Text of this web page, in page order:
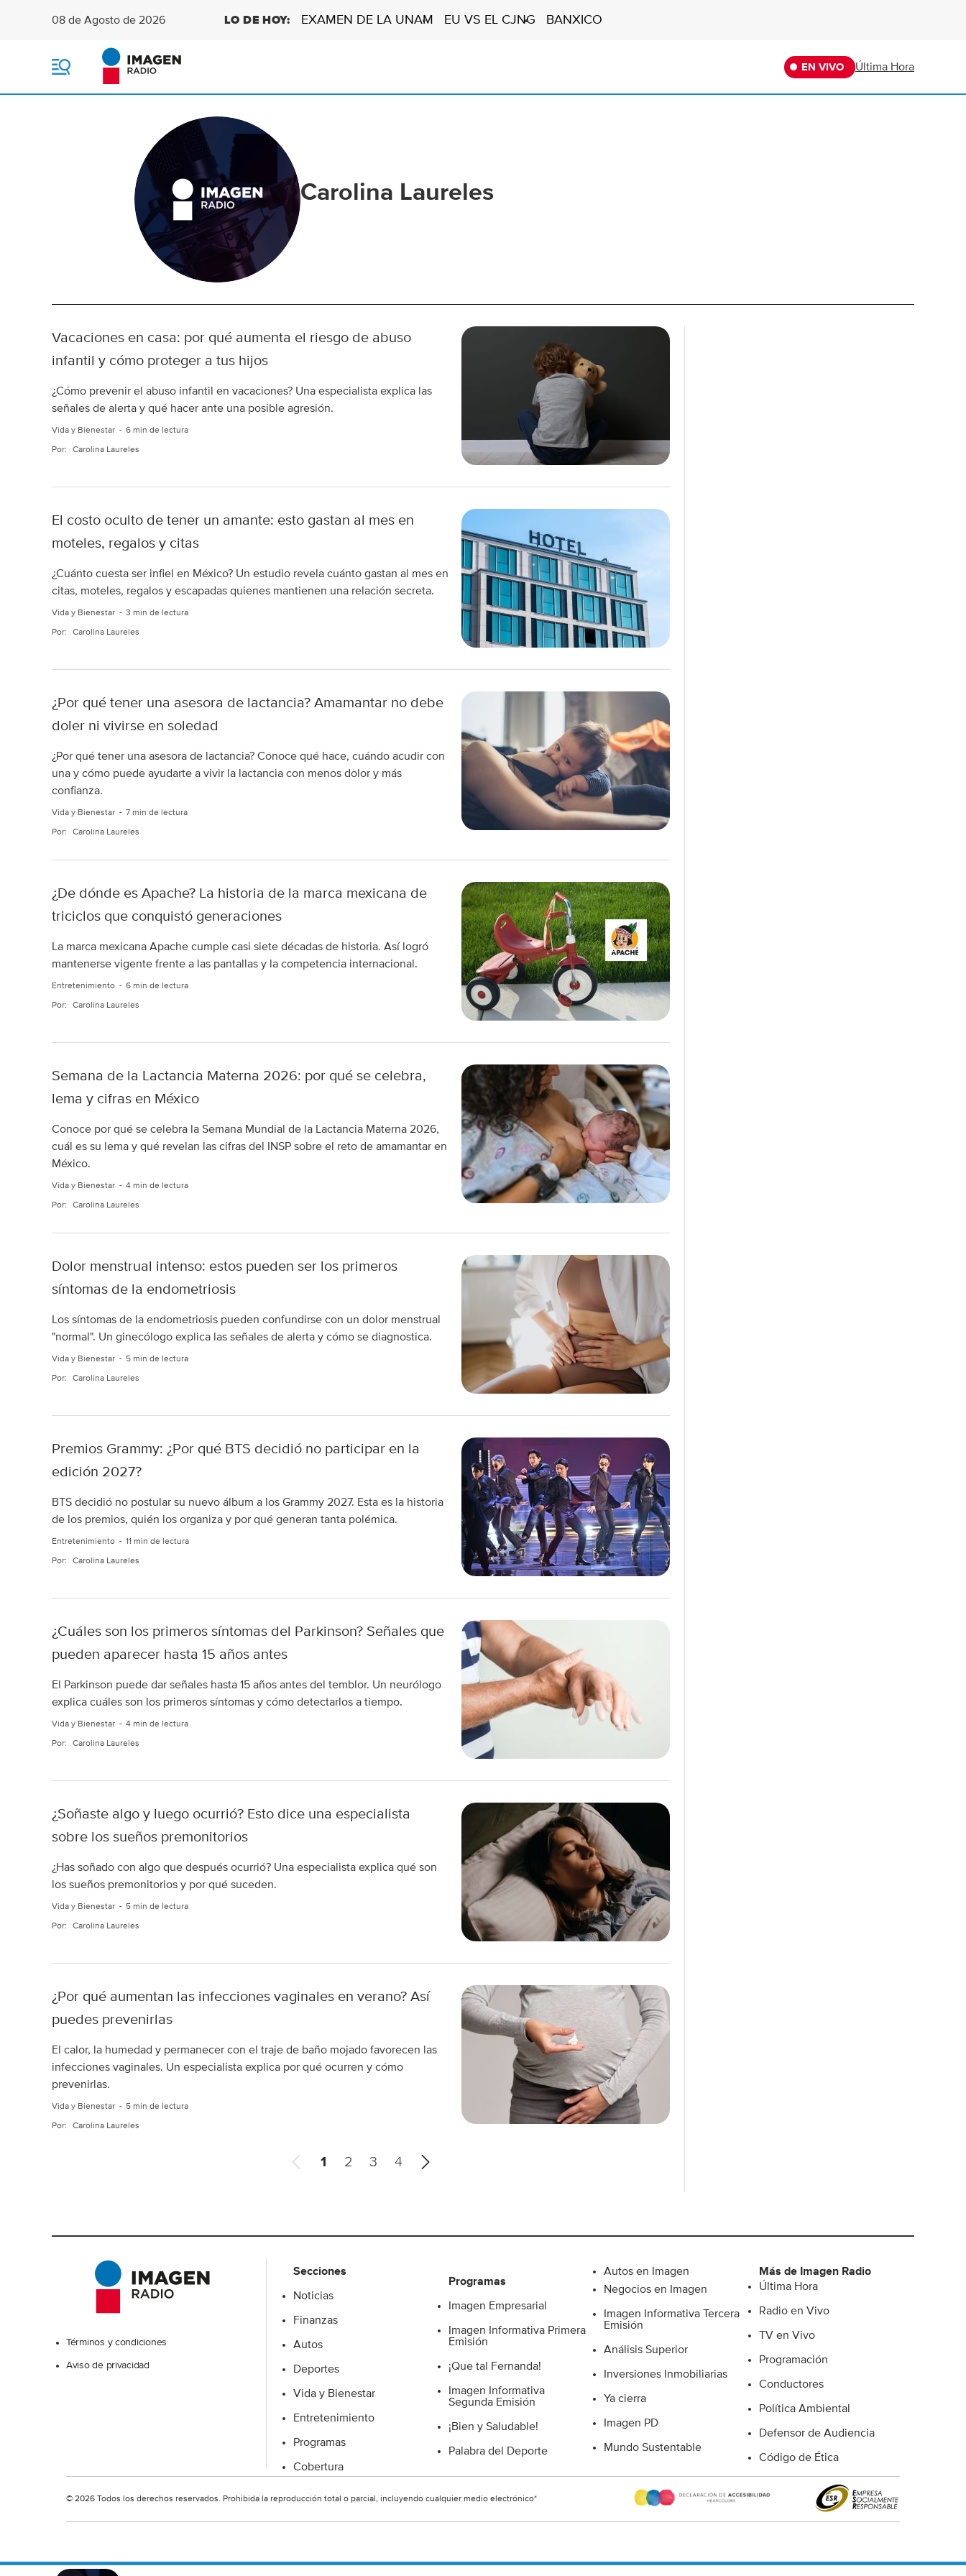
08 de Agosto de 2026 LO DE HOY: EXAMEN DE LA UNAM EU VS EL CJNG BANXICO
e
EN VIVO Última Hora
Carolina Laureles
Vacaciones en casa: por qué aumenta el riesgo de abuso
infantil y cómo proteger a tus hijos
¿Cómo prevenir el abuso infantil en vacaciones? Una especialista explica las
señales de alerta y qué hacer ante una posible agresión.
Vida y Bienestar 6 min de lectura
Por: Carolina Laureles
El costo oculto de tener un amante: esto gastan al mes en
moteles, regalos y citas
¿Cuánto cuesta ser infiel en México? Un estudio revela cuánto gastan al mes en
citas, moteles, regalos y escapadas quienes mantienen una relación secreta.
Vida y Bienestar 3 min de lectura
Por: Carolina Laureles
¿Por qué tener una asesora de lactancia? Amamantar no debe
doler ni vivirse en soledad
¿Por qué tener una asesora de lactancia? Conoce qué hace, cuándo acudir con
una y cómo puede ayudarte a vivir la lactancia con menos dolor y más
confianza.
Vida y Bienestar 7 min de lectura
Por: Carolina Laureles
¿De dónde es Apache? La historia de la marca mexicana de
triciclos que conquistó generaciones
La marca mexicana Apache cumple casi siete décadas de historia. Así logró
mantenerse vigente frente a las pantallas y la competencia internacional.
Entretenimiento 6 min de lectura
Por: Carolina Laureles
Semana de la Lactancia Materna 2026: por qué se celebra,
lema y cifras en México
Conoce por qué se celebra la Semana Mundial de la Lactancia Materna 2026,
cuál es su lema y qué revelan las cifras del INSP sobre el reto de amamantar en
México.
Vida y Bienestar 4 min de lectura
Por: Carolina Laureles
Dolor menstrual intenso: estos pueden ser los primeros
síntomas de la endometriosis
Los síntomas de la endometriosis pueden confundirse con un dolor menstrual
"normal". Un ginecólogo explica las señales de alerta y cómo se diagnostica.
Vida y Bienestar 5 min de lectura
Por: Carolina Laureles
Premios Grammy: ¿Por qué BTS decidió no participar en la
edición 2027?
BTS decidió no postular su nuevo álbum a los Grammy 2027. Esta es la historia
de los premios, quién los organiza y por qué generan tanta polémica.
Entretenimiento 11 min de lectura
Por: Carolina Laureles
¿Cuáles son los primeros síntomas del Parkinson? Señales que
pueden aparecer hasta 15 años antes
El Parkinson puede dar señales hasta 15 años antes del temblor. Un neurólogo
explica cuáles son los primeros síntomas y cómo detectarlos a tiempo.
Vida y Bienestar 4 min de lectura
Por: Carolina Laureles
¿Soñaste algo y luego ocurrió? Esto dice una especialista
sobre los sueños premonitorios
¿Has soñado con algo que después ocurrió? Una especialista explica qué son
los sueños premonitorios y por qué suceden.
Vida y Bienestar 5 min de lectura
Por: Carolina Laureles
¿Por qué aumentan las infecciones vaginales en verano? Así
puedes prevenirlas
El calor, la humedad y permanecer con el traje de baño mojado favorecen las
infecciones vaginales. Un especialista explica por qué ocurren y cómo
prevenirlas.
Vida y Bienestar 5 min de lectura
Por: Carolina Laureles
i
1 2 3 4
e
Términos y condiciones
Aviso de privacidad
Secciones
Noticias
Finanzas
Autos
Deportes
Vida y Bienestar
Entretenimiento
Programas
Cobertura
Programas
Imagen Empresarial
Imagen Informativa Primera
Emisión
¡Que tal Fernanda!
Imagen Informativa
Segunda Emisión
¡Bien y Saludable!
Palabra del Deporte
Autos en Imagen
Negocios en Imagen
Imagen Informativa Tercera
Emisión
Análisis Superior
Inversiones Inmobiliarias
Ya cierra
Imagen PD
Mundo Sustentable
Más de Imagen Radio
Última Hora
Radio en Vivo
TV en Vivo
Programación
Conductores
Política Ambiental
Defensor de Audiencia
Código de Ética
© 2026 Todos los derechos reservados. Prohibida la reproducción total o parcial, incluyendo cualquier medio electrónico*